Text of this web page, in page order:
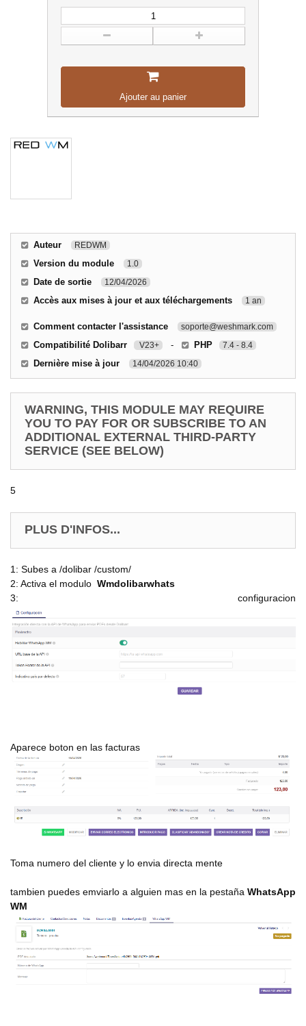
Ajouter au panier
Auteur REDWM
Version du module 1.0
Date de sortie 12/04/2026
Accès aux mises à jour et aux téléchargements 1 an
Comment contacter l'assistance soporte@weshmark.com
Compatibilité Dolibarr V23+ - PHP 7.4 - 8.4
Dernière mise à jour 14/04/2026 10:40
WARNING, THIS MODULE MAY REQUIRE
YOU TO PAY FOR OR SUBSCRIBE TO AN
ADDITIONAL EXTERNAL THIRD-PARTY
SERVICE (SEE BELOW)
5
PLUS D'INFOS...
1: Subes a /dolibar /custom/
2: Activa el modulo Wmdolibarwhats
3: configuracion
Aparece boton en las facturas
Toma numero del cliente y lo envia directa mente
tambien puedes emviarlo a alguien mas en la pestaña WhatsApp
WM